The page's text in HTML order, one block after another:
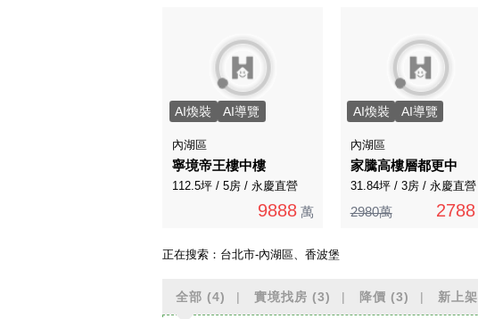
AI煥裝 AI導覽
內湖區
寧境帝王樓中樓
112.5坪 / 5房 / 永慶直營
9888 萬
AI煥裝 AI導覽
內湖區
家騰高樓層都更中
31.84坪 / 3房 / 永慶直營
2980萬 2788
正在搜索： 台北市-內湖區、香波堡
全部 (4) 實境找房 (3) 降價 (3) 新上架